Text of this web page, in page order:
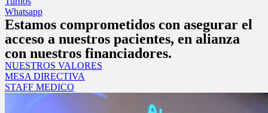
Whatsapp
Estamos comprometidos con asegurar el
acceso a nuestros pacientes, en alianza
con nuestros financiadores.
NUESTROS VALORES
MESA DIRECTIVA
STAFF MEDICO